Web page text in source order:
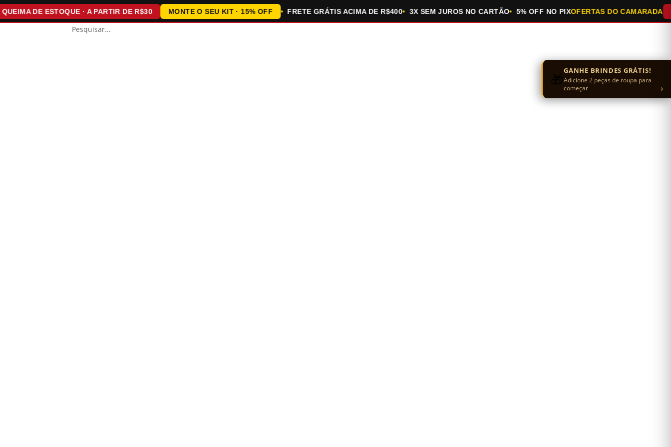
DE ESTOQUE · A PARTIR DE R$30 MONTE O SEU KIT · 15% OFF FRETE GRÁTIS ACIMA DE R$400 3X SEM JUROS NO CARTÃO 5% OFF NO PIXOFERTAS DO CAMARADA
🎁GANHE BRINDES GRÁTIS!
Adicione 2 peças de roupa para
começar
›